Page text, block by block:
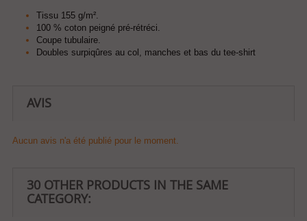
Tissu 155 g/m².
100 % coton peigné pré-rétréci.
Coupe tubulaire.
Doubles surpiqûres au col, manches et bas du tee-shirt
AVIS
Aucun avis n'a été publié pour le moment.
30 OTHER PRODUCTS IN THE SAME
CATEGORY: